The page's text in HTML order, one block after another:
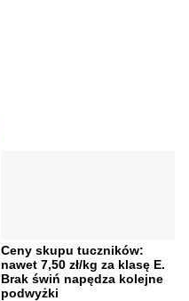
Ceny skupu tuczników:
nawet 7,50 zł/kg za klasę E.
Brak świń napędza kolejne
podwyżki